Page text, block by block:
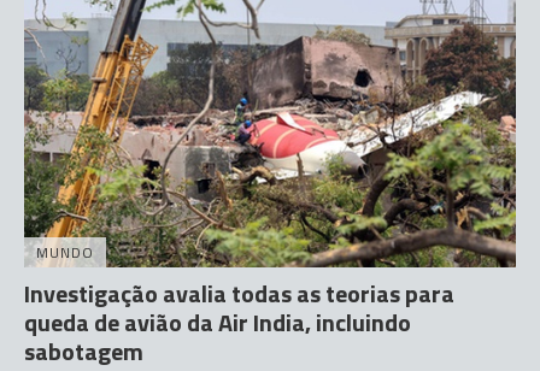
MUNDO
Investigação avalia todas as teorias para
queda de avião da Air India, incluindo
sabotagem